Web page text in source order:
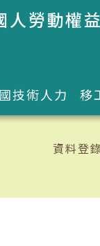
人勞動權
技術人力 移
資料登